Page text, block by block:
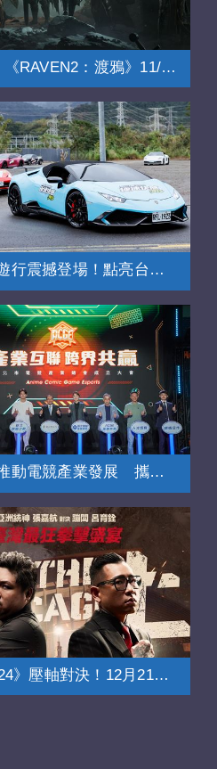
9年等待！《RAVEN2：渡鴉》11/20上市
超跑豪華遊行震撼登場！點亮台北街頭
侯友宜：推動電競產業發展 攜手總會育才
《拳上2024》壓軸對決！12月21日登場